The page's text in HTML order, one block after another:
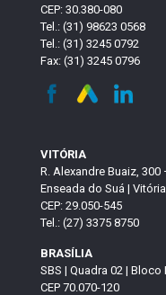
CEP: 30.380-080
Tel.: (31) 98623 0568
Tel.: (31) 3245 0792
Fax: (31) 3245 0796
VITÓRIA
R. Alexandre Buaiz,
Enseada do Suá |
CEP: 29.050-545
Tel.: (27) 3375 8750
BRASÍLIA
SBS | Quadra 02 |
CEP 70.070-120